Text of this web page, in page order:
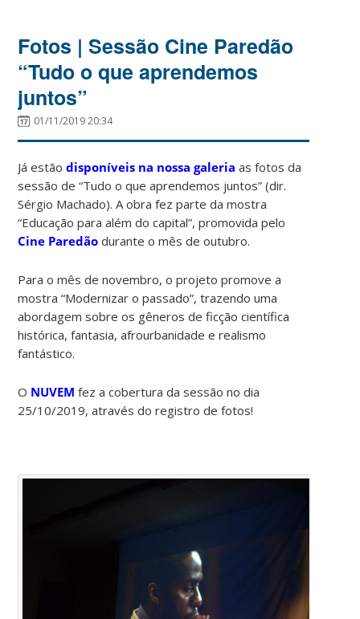
Fotos | Sessão Cine Paredão
“Tudo o que aprendemos
juntos”
01/11/2019 20:34
Já estãodisponíveis na nossa galeria as fotos da
sessão de “Tudo o que aprendemos juntos” (dir.
Sérgio Machado). A obra fez parte da mostra
“Educação para além do capital”, promovida pelo
Cine Paredão durante o mês de outubro.
Para o mês de novembro, o projeto promove a
mostra “Modernizar o passado”, trazendo uma
abordagem sobre os gêneros de ficção científica
histórica, fantasia, afrourbanidade e realismo
fantástico.
O NUVEM fez a cobertura da sessão no dia
25/10/2019, através do registro de fotos!